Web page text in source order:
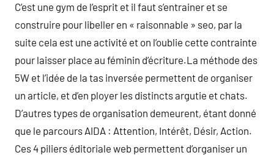
C’est une gym de l’esprit et il faut s’entrainer et se
construire pour libeller en « raisonnable » seo, par la
suite cela est une activité et on l’oublie cette contrainte
pour laisser place au féminin d’écriture.La méthode des
5W et l’idée de la tas inversée permettent de organiser
un article, et d’en ployer les distincts argutie et chats.
D’autres types de organisation demeurent, étant donné
que le parcours AIDA : Attention, Intérêt, Désir, Action.
Ces 4 piliers éditoriale web permettent d’organiser un